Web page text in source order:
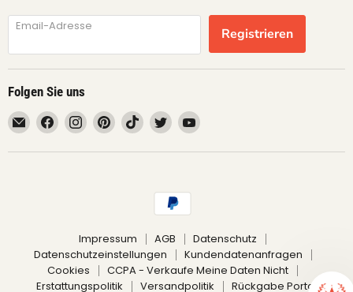
Email-Adresse Registrieren
Folgen Sie uns
Email
fruimundo
Finden
Sie
uns
Finden
Sie
uns
Finden
Sie
uns
Pinterest
Finden
Sie
uns
TikTok
Finden
Sie
uns
Twitter
Finden
uns
Impressum AGB
Datenschutz
Datenschutzeinstellungen
Kundendatenanfragen
Cookies
CCPA - Verkaufe Meine Daten Nicht
Erstattungspolitik
Versandpolitik Rückgabe Portal